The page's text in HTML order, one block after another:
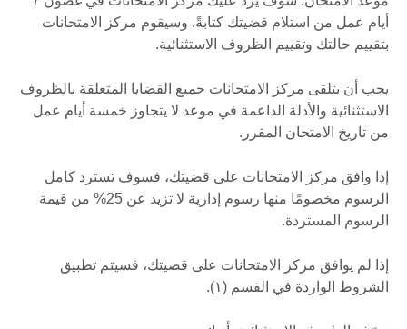
أيام عمل من استلام قضيتك كتابةً. وسيقوم مركز الامتحانات
بتقييم حالتك وتقييم الظروف الاستثنائية.
يجب أن يتلقى مركز الامتحانات جميع القضايا المتعلقة بالظروف
الاستثنائية والأدلة الداعمة في موعد لا يتجاوز خمسة أيام عمل
من تاريخ الامتحان المقرر.
إذا وافق مركز الامتحانات على قضيتك، فسوف تسترد كامل
الرسوم مخصومًا منها رسوم إدارية لا تزيد عن 25% من قيمة
الرسوم المستردة.
إذا لم يوافق مركز الامتحانات على قضيتك، فسيتم تطبيق
الشروط الواردة في القسم (۱).